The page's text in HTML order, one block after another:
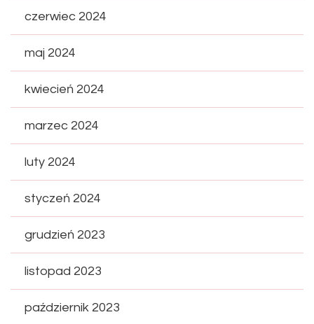
czerwiec 2024
maj 2024
kwiecień 2024
marzec 2024
luty 2024
styczeń 2024
grudzień 2023
listopad 2023
październik 2023